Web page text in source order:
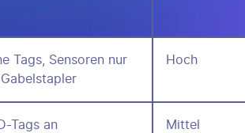
Tags, Sensoren nur
Hoch
Tags an Mittel